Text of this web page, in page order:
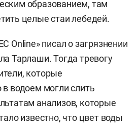
образованием, там
целые стаи лебедей.
Online» писал о загрязнении
Тарлаши. Тогда тревогу
которые
водоем могли слить
анализов, которые
известно, что цвет воды